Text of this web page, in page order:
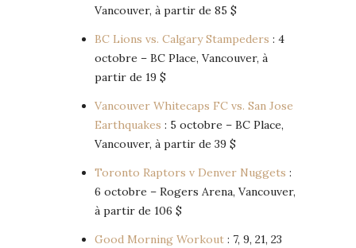
Vancouver, à partir de 85 $
BC Lions vs. Calgary Stampeders : 4
octobre – BC Place, Vancouver, à
partir de 19 $
Vancouver Whitecaps FC vs. San Jose
Earthquakes : 5 octobre – BC Place,
Vancouver, à partir de 39 $
Toronto Raptors v Denver Nuggets :
6 octobre – Rogers Arena, Vancouver,
à partir de 106 $
Good Morning Workout : 7, 9, 21, 23